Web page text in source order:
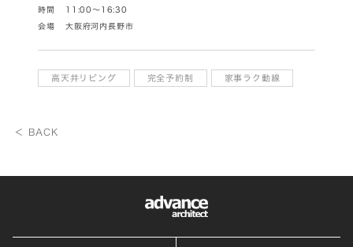
時間 11:00～16:30
会場 大阪府河内長野市
高天井リビング 完全予約制 家事ラク動線
＜ BACK